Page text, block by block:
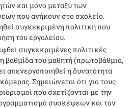
και μόνο μεταξύ των
που ανήκουν στο σχολείο.
συγκεκριμένη πολιτική που
του εργαλείου.
συγκεκριμένες πολιτικές
βαθμίδα του μαθητή (πρωτοβάθμια,
απενεργοποιηθεί η δυνατότητα
Σημειώνεται ότι για τους
που σχετίζονται με την
συσκέψεων και τον